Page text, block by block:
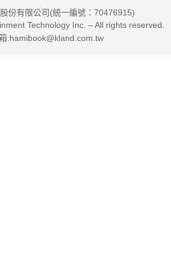
份有限公司(統一編號：70476915)
Technology Inc. – All rights reserved.
:hamibook@kland.com.tw